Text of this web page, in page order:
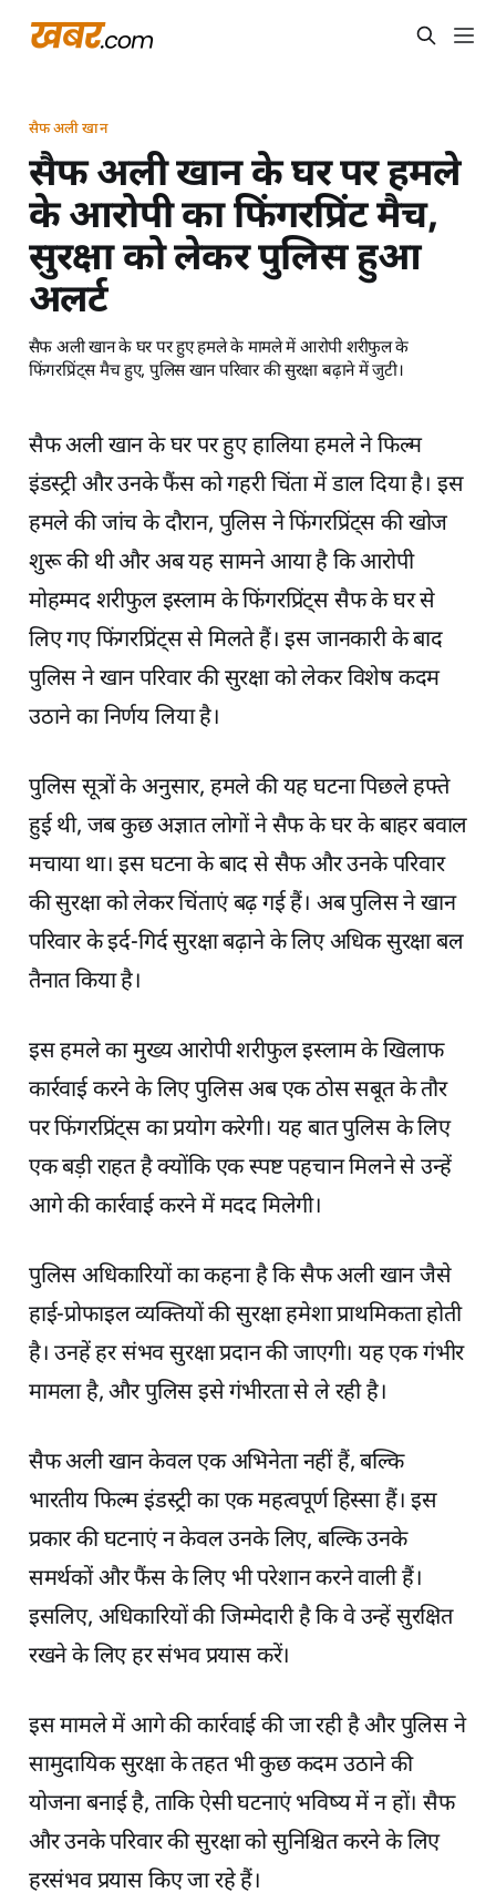
सैफ अली खान
सैफ अली खान के घर पर हमले
के आरोपी का फिंगरप्रिंट मैच,
सुरक्षा को लेकर पुलिस हुआ
अलर्ट
सैफ अली खान के घर पर हुए हमले के मामले में आरोपी शरीफुल के
फिंगरप्रिंट्स मैच हुए, पुलिस खान परिवार की सुरक्षा बढ़ाने में जुटी।
सैफ अली खान के घर पर हुए हालिया हमले ने फिल्म
इंडस्ट्री और उनके फैंस को गहरी चिंता में डाल दिया है। इस
हमले की जांच के दौरान, पुलिस ने फिंगरप्रिंट्स की खोज
शुरू की थी और अब यह सामने आया है कि आरोपी
मोहम्मद शरीफुल इस्लाम के फिंगरप्रिंट्स सैफ के घर से
लिए गए फिंगरप्रिंट्स से मिलते हैं। इस जानकारी के बाद
पुलिस ने खान परिवार की सुरक्षा को लेकर विशेष कदम
उठाने का निर्णय लिया है।
पुलिस सूत्रों के अनुसार, हमले की यह घटना पिछले हफ्ते
हुई थी, जब कुछ अज्ञात लोगों ने सैफ के घर के बाहर बवाल
मचाया था। इस घटना के बाद से सैफ और उनके परिवार
की सुरक्षा को लेकर चिंताएं बढ़ गई हैं। अब पुलिस ने खान
परिवार के इर्द-गिर्द सुरक्षा बढ़ाने के लिए अधिक सुरक्षा बल
तैनात किया है।
इस हमले का मुख्य आरोपी शरीफुल इस्लाम के खिलाफ
कार्रवाई करने के लिए पुलिस अब एक ठोस सबूत के तौर
पर फिंगरप्रिंट्स का प्रयोग करेगी। यह बात पुलिस के लिए
एक बड़ी राहत है क्योंकि एक स्पष्ट पहचान मिलने से उन्हें
आगे की कार्रवाई करने में मदद मिलेगी।
पुलिस अधिकारियों का कहना है कि सैफ अली खान जैसे
हाई-प्रोफाइल व्यक्तियों की सुरक्षा हमेशा प्राथमिकता होती
है। उनहें हर संभव सुरक्षा प्रदान की जाएगी। यह एक गंभीर
मामला है, और पुलिस इसे गंभीरता से ले रही है।
सैफ अली खान केवल एक अभिनेता नहीं हैं, बल्कि
भारतीय फिल्म इंडस्ट्री का एक महत्वपूर्ण हिस्सा हैं। इस
प्रकार की घटनाएं न केवल उनके लिए, बल्कि उनके
समर्थकों और फैंस के लिए भी परेशान करने वाली हैं।
इसलिए, अधिकारियों की जिम्मेदारी है कि वे उन्हें सुरक्षित
रखने के लिए हर संभव प्रयास करें।
इस मामले में आगे की कार्रवाई की जा रही है और पुलिस ने
सामुदायिक सुरक्षा के तहत भी कुछ कदम उठाने की
योजना बनाई है, ताकि ऐसी घटनाएं भविष्य में न हों। सैफ
और उनके परिवार की सुरक्षा को सुनिश्चित करने के लिए
हरसंभव प्रयास किए जा रहे हैं।